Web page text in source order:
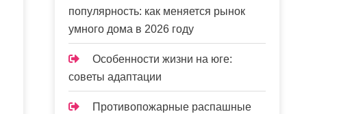
популярность: как меняется рынок
умного дома в 2026 году
Особенности жизни на юге:
советы адаптации
Противопожарные распашные